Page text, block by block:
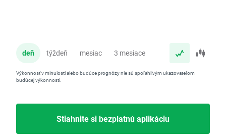
deň týždeň mesiac 3 mesiace
Výkonnosť v minulosti alebo budúce prognózy nie sú spoľahlivým ukazovateľom
budúcej výkonnosti.
Stiahnite si bezplatnú aplikáciu